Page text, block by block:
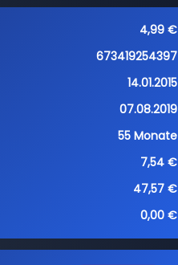
4,99 €
673419254397
14.01.2015
07.08.2019
55 Monate
7,54 €
47,57 €
0,00 €